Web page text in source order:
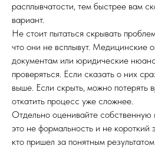
расплывчатости, тем быстрее вам
вариант.
Не стоит пытаться скрывать
что они не всплывут. Медицинские
документам или юридические
проверяться. Если сказать о них
выше. Если скрыть, можно потерять
откатить процесс уже сложнее.
Отдельно оценивайте
это не формальность и не короткий
кто пришел за понятным